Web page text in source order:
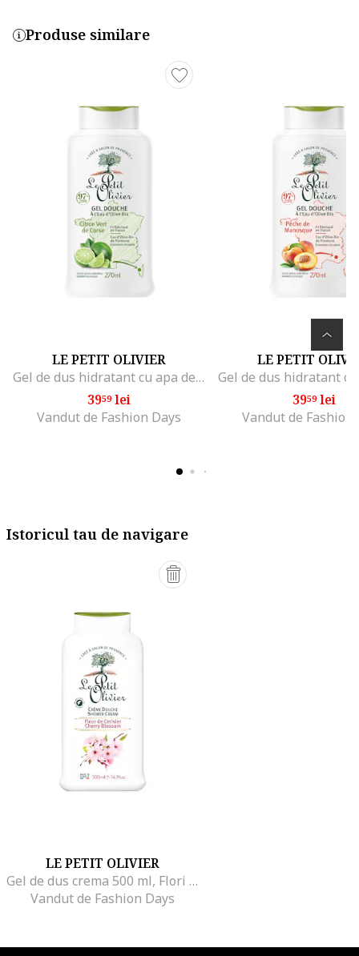
Produse similare
LE PETIT OLIVIER
Gel de dus hidratant cu apa de masline bio 270 ml, Masline/Lamaie verde
3959lei
Vandut de Fashion Days
LE PETIT
3959lei
Vandut de Fashion
Istoricul tau de navigare
LE PETIT OLIVIER
Gel de dus crema 500 ml, Flori de cires
Vandut de Fashion Days